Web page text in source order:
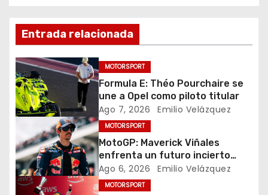
e
g
a
c
ó
n
Entrada relacionada
MOTORSPORT
Formula E: Théo Pourchaire se
une a Opel como piloto titular
Ago 7, 2026 Emilio Velázquez
MOTORSPORT
MotoGP: Maverick Viñales
enfrenta un futuro incierto
tras resultados
decepcionantes
Ago 6, 2026 Emilio Velázquez
MOTORSPORT